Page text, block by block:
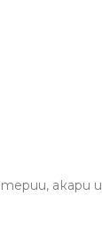
акари и